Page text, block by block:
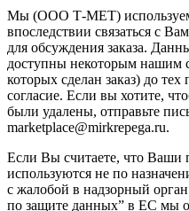
Мы (ООО Т-МЕТ)
впоследствии связаться с
для обсуждения заказа.
доступны некоторым нашим
которых сделан заказ) до
согласие. Если вы хотите,
были удалены, отправьте
marketplace@mirkrepega.ru.
Если Вы считаете, что Ваши
используются не по
с жалобой в надзорный
по защите данных” в ЕС мы